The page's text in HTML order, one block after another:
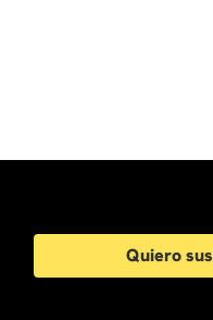
que el curso no
Quiero